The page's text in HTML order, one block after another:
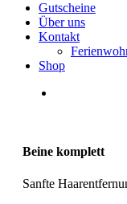
Gutscheine
Über uns
Kontakt
Shop
Beine komplett
Sanfte